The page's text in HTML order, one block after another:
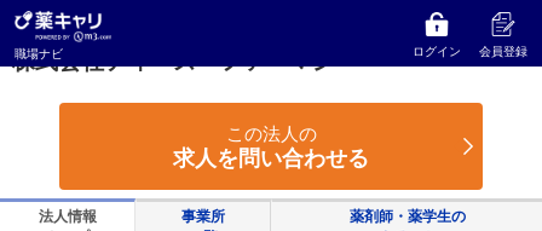
職場ナビ ログイン 会員登録
薬キャリ 職場ナビ 株式会社ティーズ・ファーマシー
株式会社ティーズ・ファーマシー
この法人の
求人を問い合わせる
法人情報
事業所
薬剤師・薬学生の